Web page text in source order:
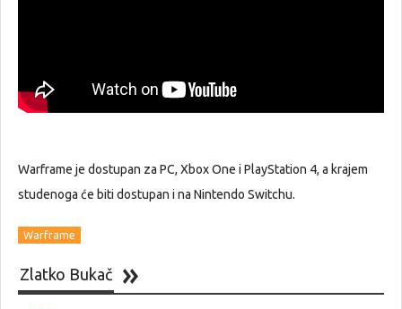
Warframe je dostupan za PC, Xbox One i PlayStation 4, a krajem
studenoga će biti dostupan i na Nintendo Switchu.
Warframe
Zlatko Bukač